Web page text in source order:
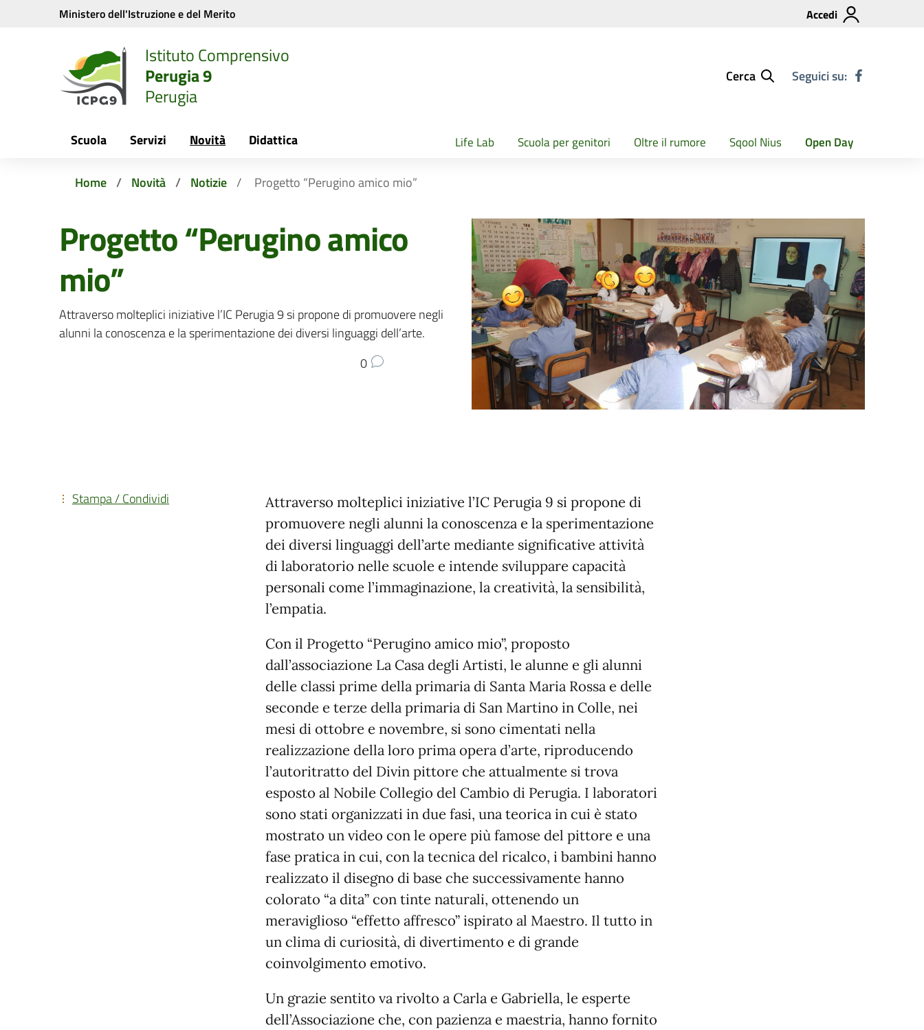
Vai ai contenuti
Vai al menu di navigazione
Ministero dell'Istruzione e del Merito Accedi
Istituto Comprensivo
Perugia 9
Perugia
Cerca Seguici su:
Scuola Servizi Novità Didattica Life Lab Scuola per genitori Oltre il rumore Sqool Nius Open Day
Home Novità Notizie Progetto “Perugino amico mio”
Progetto “Perugino amico
mio”
Attraverso molteplici iniziative l’IC Perugia 9 si propone di promuovere negli
alunni la conoscenza e la sperimentazione dei diversi linguaggi dell’arte.
0
Attraverso molteplici iniziative l’IC Perugia 9 si propone di
promuovere negli alunni la conoscenza e la sperimentazione
dei diversi linguaggi dell’arte mediante significative attività
di laboratorio nelle scuole e intende sviluppare capacità
personali come l’immaginazione, la creatività, la sensibilità,
l’empatia.
Con il Progetto “Perugino amico mio”, proposto
dall’associazione La Casa degli Artisti, le alunne e gli alunni
delle classi prime della primaria di Santa Maria Rossa e delle
seconde e terze della primaria di San Martino in Colle, nei
mesi di ottobre e novembre, si sono cimentati nella
realizzazione della loro prima opera d’arte, riproducendo
l’autoritratto del Divin pittore che attualmente si trova
esposto al Nobile Collegio del Cambio di Perugia. I laboratori
sono stati organizzati in due fasi, una teorica in cui è stato
mostrato un video con le opere più famose del pittore e una
fase pratica in cui, con la tecnica del ricalco, i bambini hanno
realizzato il disegno di base che successivamente hanno
colorato “a dita” con tinte naturali, ottenendo un
meraviglioso “effetto affresco” ispirato al Maestro. Il tutto in
un clima di curiosità, di divertimento e di grande
coinvolgimento emotivo.
Un grazie sentito va rivolto a Carla e Gabriella, le esperte
dell’Associazione che, con pazienza e maestria, hanno fornito
Stampa / Condividi